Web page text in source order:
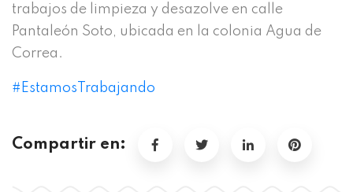
trabajos de limpieza y desazolve en calle
Pantaleón Soto, ubicada en la colonia Agua de
Correa.
# EstamosTrabajando
Compartir en: